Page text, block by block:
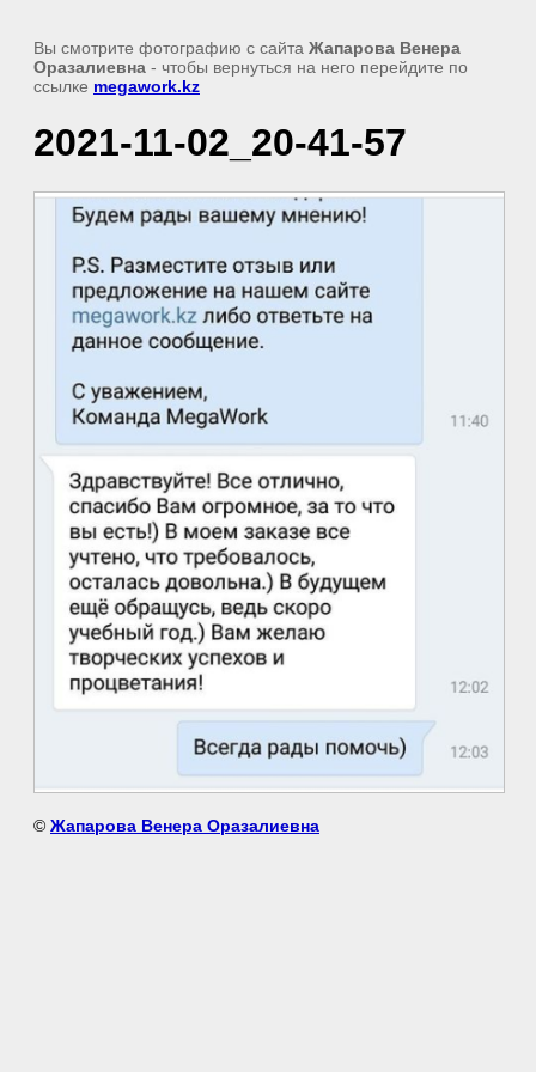
Вы смотрите фотографию с сайта Жапарова Венера
Оразалиевна - чтобы вернуться на него перейдите по
ссылке megawork.kz
2021-11-02_20-41-57
© Жапарова Венера Оразалиевна